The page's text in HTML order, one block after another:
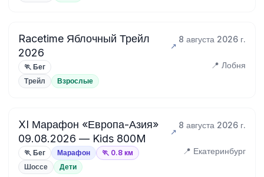
Racetime Яблочный Трейл
2026
8 августа 2026 г.
🏃 Бег 📍 Лобня
Трейл Взрослые
XI Марафон «Европа-Азия»
09.08.2026 — Kids 800M
8 августа 2026 г.
🏃 Бег Марафон 🏃 0.8 км 📍 Екатеринбург
Шоссе Дети